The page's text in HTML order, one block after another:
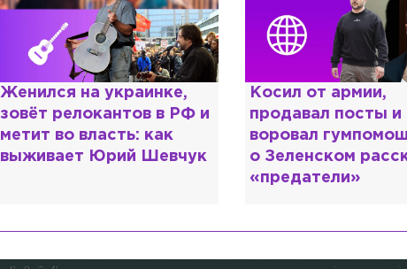
Женился на украинке,
зовёт релокантов в РФ и
метит во власть: как
выживает Юрий Шевчук
Косил от армии,
продавал посты и
воровал
о Зеленском
«предатели»